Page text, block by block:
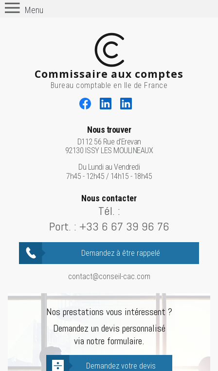
Menu
Commissaire aux comptes
Bureau comptable en Ile de France
Nous trouver
D112 56 Rue d'Erevan
92130 ISSY LES MOULINEAUX
Du Lundi au Vendredi
7h45 - 12h45 / 14h15 - 18h45
Nous contacter
Tél. :
Port. : +33 6 67 39 96 76
Demandez à être rappelé
contact@conseil-cac.com
Nos prestations vous intéressent ?
Demandez un devis personnalisé
via notre formulaire.
Demandez votre devis